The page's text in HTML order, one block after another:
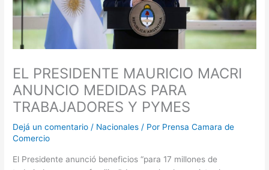
EL PRESIDENTE MAURICIO MACRI
ANUNCIO MEDIDAS PARA
TRABAJADORES Y PYMES
Dejá un comentario / Nacionales / Por Prensa Camara de
Comercio
El Presidente anunció beneficios “para 17 millones de